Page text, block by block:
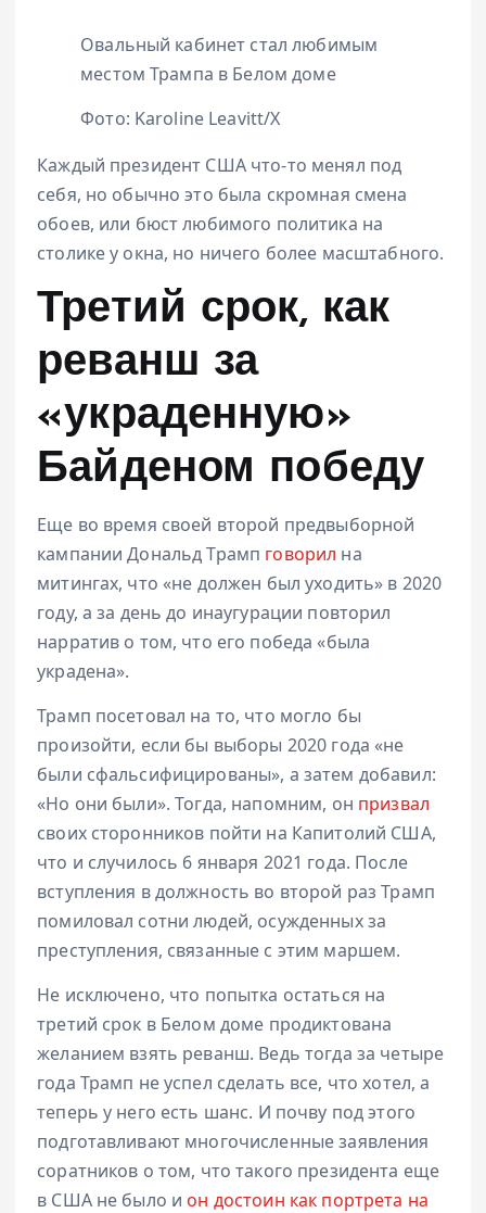
Овальный кабинет стал любимым
местом Трампа в Белом доме
Фото: Karoline Leavitt/X
Каждый президент США что-то менял под
себя, но обычно это была скромная смена
обоев, или бюст любимого политика на
столике у окна, но ничего более масштабного.
Третий срок, как
реванш за
«украденную»
Байденом победу
Еще во время своей второй предвыборной
кампании Дональд Трамп говорил на
митингах, что «не должен был уходить» в 2020
году, а за день до инаугурации повторил
нарратив о том, что его победа «была
украдена».
Трамп посетовал на то, что могло бы
произойти, если бы выборы 2020 года «не
были сфальсифицированы», а затем добавил:
«Но они были». Тогда, напомним, он призвал
своих сторонников пойти на Капитолий США,
что и случилось 6 января 2021 года. После
вступления в должность во второй раз Трамп
помиловал сотни людей, осужденных за
преступления, связанные с этим маршем.
Не исключено, что попытка остаться на
третий срок в Белом доме продиктована
желанием взять реванш. Ведь тогда за четыре
года Трамп не успел сделать все, что хотел, а
теперь у него есть шанс. И почву под этого
подготавливают многочисленные заявления
соратников о том, что такого президента еще
в США не было и он достоин как портрета на